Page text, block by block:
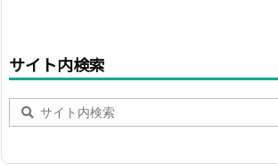
サイト内検索